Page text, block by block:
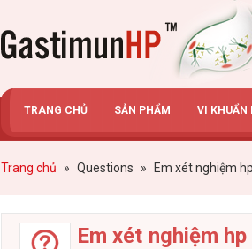
TRANG CHỦ SẢN PHẨM VI KHUẨN
Trang chủ » Questions » Em xét nghiệm
Em xét nghiệm